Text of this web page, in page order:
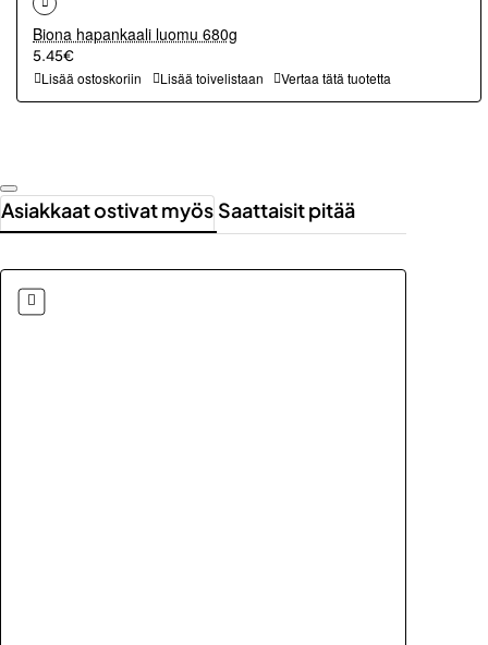
Biona hapankaali luomu 680g
5.45€
Lisää ostoskoriin Lisää toivelistaan Vertaa tätä tuotetta
Asiakkaat ostivat myös Saattaisit pitää